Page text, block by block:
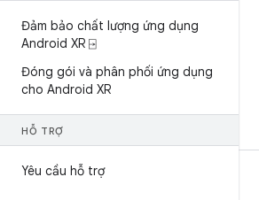
Đảm bảo chất lượng ứng dụng
Android XR ⍈
Đóng gói và phân phối ứng dụng
cho Android XR
HỖ TRỢ
Yêu cầu hỗ trợ